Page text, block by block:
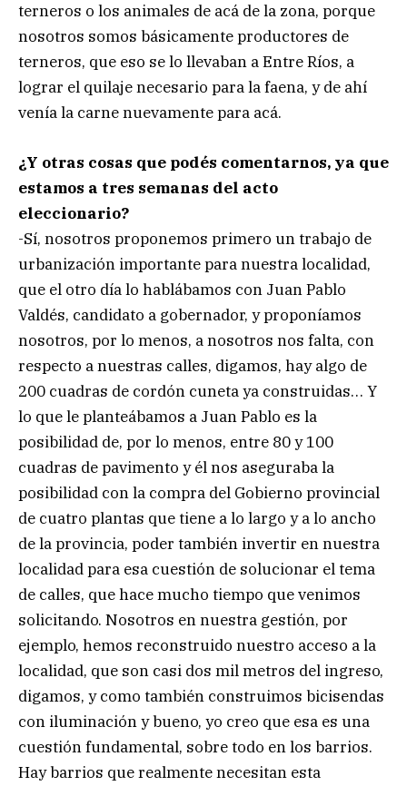
terneros o los animales de acá de la zona, porque
nosotros somos básicamente productores de
terneros, que eso se lo llevaban a Entre Ríos, a
lograr el quilaje necesario para la faena, y de ahí
venía la carne nuevamente para acá.
¿Y otras cosas que podés comentarnos, ya que
estamos a tres semanas del acto
eleccionario?
-Sí, nosotros proponemos primero un trabajo de
urbanización importante para nuestra localidad,
que el otro día lo hablábamos con Juan Pablo
Valdés, candidato a gobernador, y proponíamos
nosotros, por lo menos, a nosotros nos falta, con
respecto a nuestras calles, digamos, hay algo de
200 cuadras de cordón cuneta ya construidas… Y
lo que le planteábamos a Juan Pablo es la
posibilidad de, por lo menos, entre 80 y 100
cuadras de pavimento y él nos aseguraba la
posibilidad con la compra del Gobierno provincial
de cuatro plantas que tiene a lo largo y a lo ancho
de la provincia, poder también invertir en nuestra
localidad para esa cuestión de solucionar el tema
de calles, que hace mucho tiempo que venimos
solicitando. Nosotros en nuestra gestión, por
ejemplo, hemos reconstruido nuestro acceso a la
localidad, que son casi dos mil metros del ingreso,
digamos, y como también construimos bicisendas
con iluminación y bueno, yo creo que esa es una
cuestión fundamental, sobre todo en los barrios.
Hay barrios que realmente necesitan esta